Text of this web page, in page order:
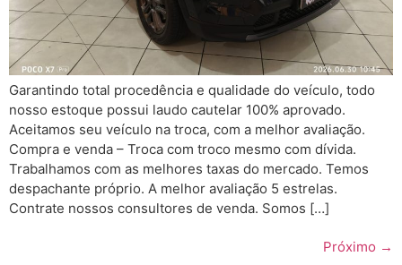
Garantindo total procedência e qualidade do veículo, todo
nosso estoque possui laudo cautelar 100% aprovado.
Aceitamos seu veículo na troca, com a melhor avaliação.
Compra e venda – Troca com troco mesmo com dívida.
Trabalhamos com as melhores taxas do mercado. Temos
despachante próprio. A melhor avaliação 5 estrelas.
Contrate nossos consultores de venda. Somos […]
Próximo →